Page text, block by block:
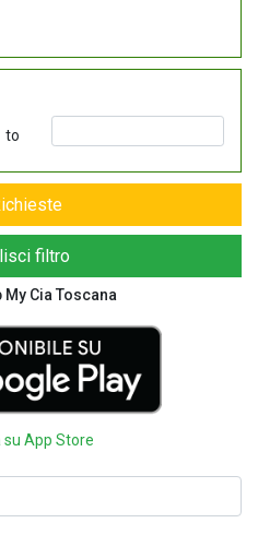
to
filtro
Cia Toscana